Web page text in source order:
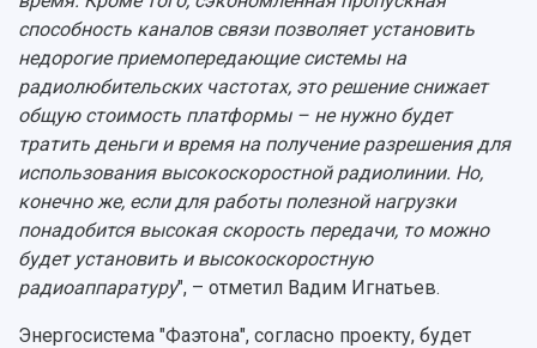
способность каналов связи позволяет установить
недорогие приемопередающие системы на
радиолюбительских частотах, это решение снижает
общую стоимость платформы – не нужно будет
тратить деньги и время на получение разрешения для
использования высокоскоростной радиолинии. Но,
конечно же, если для работы полезной нагрузки
понадобится высокая скорость передачи, то можно
будет установить и высокоскоростную
радиоаппаратуру", – отметил Вадим Игнатьев.
Энергосистема "Фаэтона", согласно проекту, будет